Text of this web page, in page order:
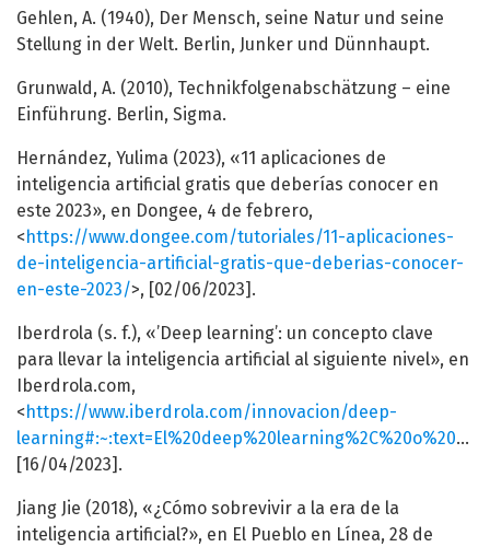
Gehlen, A. (1940), Der Mensch, seine Natur und seine
Stellung in der Welt. Berlin, Junker und Dünnhaupt.
Grunwald, A. (2010), Technikfolgenabschätzung – eine
Einführung. Berlin, Sigma.
Hernández, Yulima (2023), «11 aplicaciones de
inteligencia artificial gratis que deberías conocer en
este 2023», en Dongee, 4 de febrero,
<https://www.dongee.com/tutoriales/11-aplicaciones-
de-inteligencia-artificial-gratis-que-deberias-conocer-
en-este-2023/>, [02/06/2023].
Iberdrola (s. f.), «’Deep learning’: un concepto clave
para llevar la inteligencia artificial al siguiente nivel», en
Iberdrola.com,
<https://www.iberdrola.com/innovacion/deep-
learning#:~:text=El%20deep%20learning%2C%20o%20aprendizaje%20profundo%2C%20parte%20del%20machine%20learning,humanos%2C%20como%20la%20identificaci%C3%B3n%20de
[16/04/2023].
Jiang Jie (2018), «¿Cómo sobrevivir a la era de la
inteligencia artificial?», en El Pueblo en Línea, 28 de